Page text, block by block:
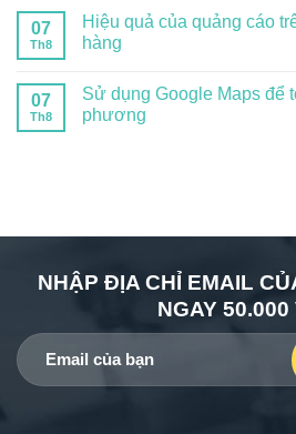
07
Th8
Hiệu quả của quảng cáo
hàng
07
Th8
Sử dụng Google Maps để
phương
NHẬP ĐỊA CHỈ EMAIL
NGAY